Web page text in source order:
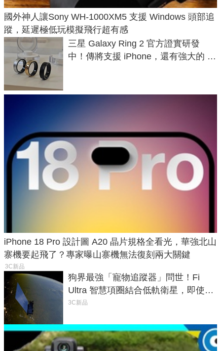
國外神人讓Sony WH-1000XM5 支援 Windows 頭部追
蹤，延遲極低玩模擬飛行超有感
三星 Galaxy Ring 2 官方證實研發
中！傳將支援 iPhone，還有強大的 AI
iPhone 18 Pro 設計圖 A20 晶片規格全看光，華強北山
寨機要起飛了？專家曝山寨機無法復刻兩大關鍵
3C新品
狗界最強「寵物追蹤器」問世！Fi
Ultra 智慧項圈結合低軌衛星，即使在
密林山谷也能精準找回愛犬
3C新品